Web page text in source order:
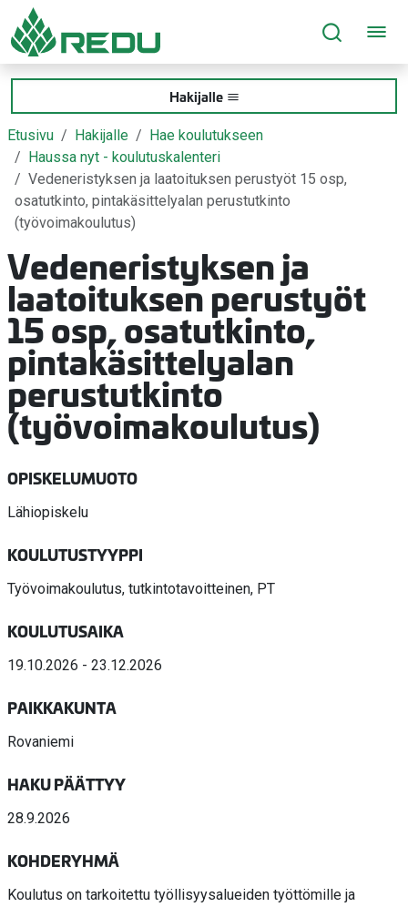
Siirry sivusisältöön
Hakijalle
Etusivu Hakijalle
Hae koulutukseen
Haussa nyt - koulutuskalenteri
Vedeneristyksen ja laatoituksen perustyöt 15 osp,
osatutkinto, pintakäsittelyalan perustutkinto
(työvoimakoulutus)
Vedeneristyksen ja
laatoituksen perustyöt
15 osp, osatutkinto,
pintakäsittelyalan
perustutkinto
(työvoimakoulutus)
OPISKELUMUOTO
Lähiopiskelu
KOULUTUSTYYPPI
Työvoimakoulutus, tutkintotavoitteinen, PT
KOULUTUSAIKA
19.10.2026 - 23.12.2026
PAIKKAKUNTA
Rovaniemi
HAKU PÄÄTTYY
28.9.2026
KOHDERYHMÄ
Koulutus on tarkoitettu työllisyysalueiden työttömille ja